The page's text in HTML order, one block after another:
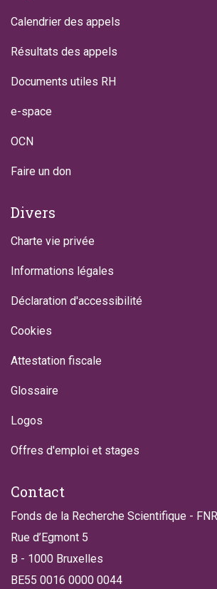
Calendrier des appels
Résultats des appels
Documents utiles RH
e-space
OCN
Faire un don
Divers
Charte vie privée
Informations légales
Déclaration d'accessibilité
Cookies
Attestation fiscale
Glossaire
Logos
Offres d'emploi et stages
Contact
Fonds de la Recherche Scientifique -
Rue d’Egmont 5
B - 1000 Bruxelles
BE55 0016 0000 0044